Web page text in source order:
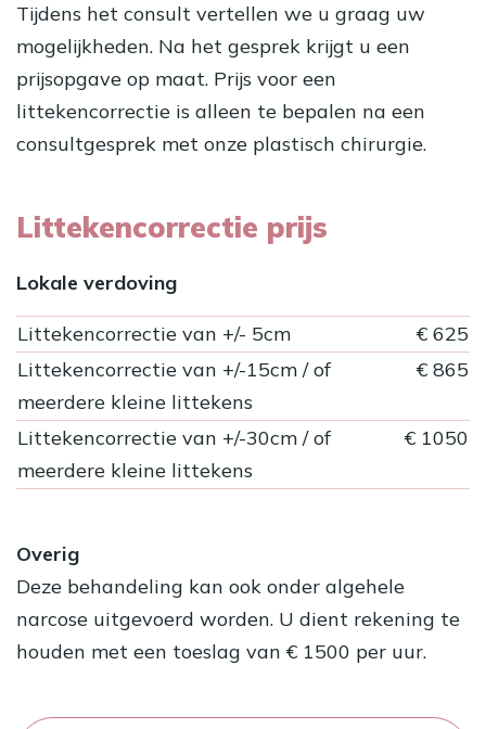
Tijdens het consult vertellen we u graag uw
mogelijkheden. Na het gesprek krijgt u een
prijsopgave op maat. Prijs voor een
littekencorrectie is alleen te bepalen na een
consultgesprek met onze plastisch chirurgie.
Littekencorrectie prijs
Lokale verdoving
Littekencorrectie van +/- 5cm
€ 625
Littekencorrectie van +/-15cm / of
meerdere kleine littekens
€ 865
Littekencorrectie van +/-30cm / of
meerdere kleine littekens
€ 1050
Overig
Deze behandeling kan ook onder algehele
narcose uitgevoerd worden. U dient rekening te
houden met een toeslag van € 1500 per uur.